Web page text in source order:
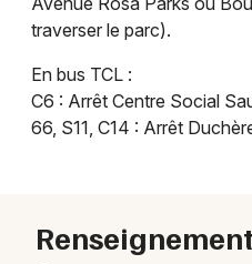
Mon email
Je
traverser le parc).
En bus TCL :
C6 : Arrêt Centre Social
66, S11, C14 : Arrêt